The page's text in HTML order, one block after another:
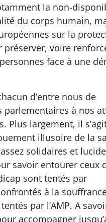
la non-
du corps humain,
sur la
préserver, voire
face à une
d’entre nous de
parlementaires à nos
Plus largement, il
illusoire de la
solidaires et
savoir entourer ceux
sont tentés par
à la
par l’AMP. A
accompagner